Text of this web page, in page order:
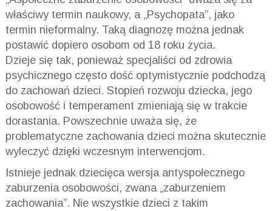
właściwy termin naukowy, a „Psychopata”, jako
termin nieformalny. Taką diagnozę można jednak
postawić dopiero osobom od 18 roku życia.
Dzieje się tak, ponieważ specjaliści od zdrowia
psychicznego często dość optymistycznie podchodzą
do zachowań dzieci. Stopień rozwoju dziecka, jego
osobowość i temperament zmieniają się w trakcie
dorastania. Powszechnie uważa się, że
problematyczne zachowania dzieci można skutecznie
wyleczyć dzięki wczesnym interwencjom.
Istnieje jednak dziecięca wersja antyspołecznego
zaburzenia osobowości, zwana „zaburzeniem
zachowania”. Nie wszystkie dzieci z takim